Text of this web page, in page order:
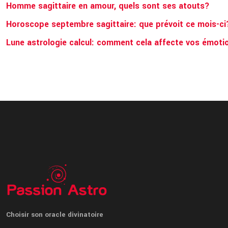
Homme sagittaire en amour, quels sont ses atouts?
Horoscope septembre sagittaire: que prévoit ce mois-
Lune astrologie calcul: comment cela affecte vos
Choisir son oracle divinatoire